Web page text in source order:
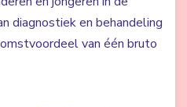
diagnostiek en behandeling
van één bruto